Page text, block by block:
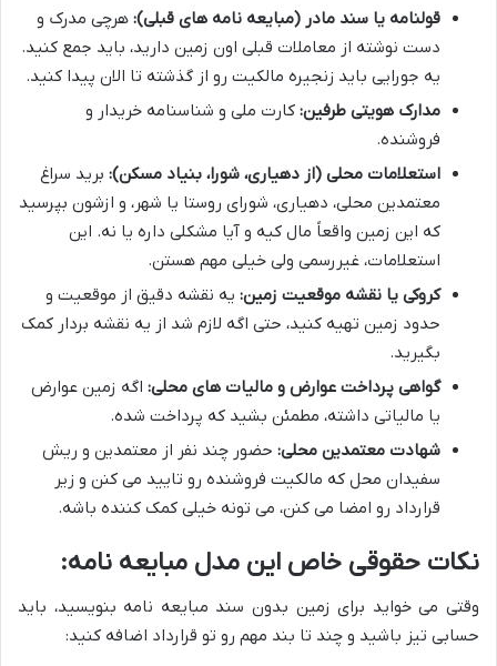
قولنامه یا سند مادر (مبایعه نامه های قبلی): هرچی مدرک و
دست نوشته از معاملات قبلی اون زمین دارید، باید جمع کنید.
یه جورایی باید زنجیره مالکیت رو از گذشته تا الان پیدا کنید.
مدارک هویتی طرفین: کارت ملی و شناسنامه خریدار و
فروشنده.
استعلامات محلی (از دهیاری، شورا، بنیاد مسکن): برید سراغ
معتمدین محلی، دهیاری، شورای روستا یا شهر، و ازشون بپرسید
که این زمین واقعاً مال کیه و آیا مشکلی داره یا نه. این
استعلامات، غیررسمی ولی خیلی مهم هستن.
کروکی یا نقشه موقعیت زمین: یه نقشه دقیق از موقعیت و
حدود زمین تهیه کنید، حتی اگه لازم شد از یه نقشه بردار کمک
بگیرید.
گواهی پرداخت عوارض و مالیات های محلی: اگه زمین عوارض
یا مالیاتی داشته، مطمئن بشید که پرداخت شده.
شهادت معتمدین محلی: حضور چند نفر از معتمدین و ریش
سفیدان محل که مالکیت فروشنده رو تایید می کنن و زیر
قرارداد رو امضا می کنن، می تونه خیلی کمک کننده باشه.
نکات حقوقی خاص این مدل مبایعه نامه:
وقتی می خواید برای زمین بدون سند مبایعه نامه بنویسید، باید
حسابی تیز باشید و چند تا بند مهم رو تو قرارداد اضافه کنید: